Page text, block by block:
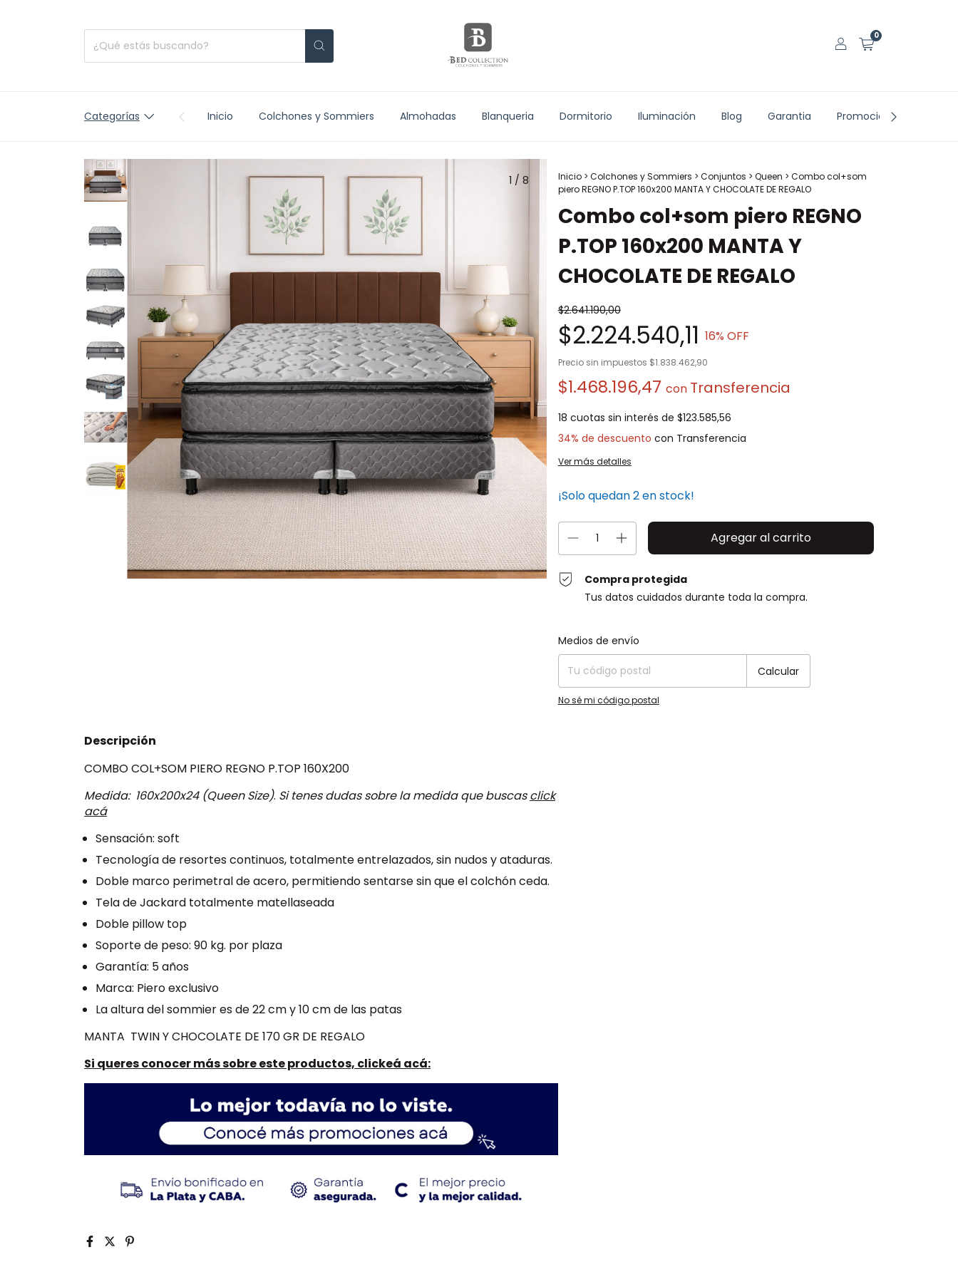
0
Categorías Inicio Colchones y Sommiers Almohadas Blanqueria Dormitorio Iluminación Blog Garantia Promociones vigentes
1 / 8 Inicio > Colchones y Sommiers > Conjuntos > Queen > Combo col+som
piero REGNO P.TOP 160x200 MANTA Y CHOCOLATE DE REGALO
Combo col+som piero REGNO
P.TOP 160x200 MANTA Y
CHOCOLATE DE REGALO
$2.641.190,00
$2.224.540,11 16% OFF
Precio sin impuestos $1.838.462,90
$1.468.196,47 con
18 cuotas sin interés de $123.585,56
34% de descuento
Ver más detalles
¡Solo quedan2en stock!
Compra protegida
Tus datos cuidados durante toda la compra.
Entregas para el CP:
Medios de envío
Calcular
No sé mi código postal
Descripción
COMBO COL+SOM PIERO REGNO P.TOP 160X200
Medida: 160x200x24 (Queen Size). Si tenes dudas sobre la medida que buscasclick
acá
Sensación: soft
Tecnología de resortes continuos, totalmente entrelazados, sin nudos y ataduras.
Doble marco perimetral de acero, permitiendo sentarse sin que el colchón ceda.
Tela de Jackard totalmente matellaseada
Doble pillow top
Soporte de peso: 90 kg. por plaza
Garantía: 5 años
Marca: Piero exclusivo
La altura del sommier es de 22 cm y 10 cm de las patas
MANTA TWIN Y CHOCOLATE DE 170 GR DE REGALO
Si queres conocer más sobre este productos, clickeá acá: